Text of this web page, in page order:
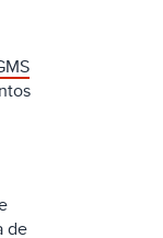
de